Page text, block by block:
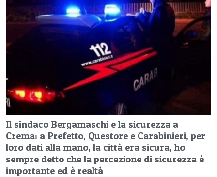
Il sindaco Bergamaschi e la sicurezza a
Crema: a Prefetto, Questore e Carabinieri, per
loro dati alla mano, la città era sicura, ho
sempre detto che la percezione di sicurezza è
importante ed è realtà